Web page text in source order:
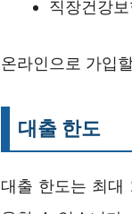
직장건강
온라인으로 가입
대출 한도
대출 한도는 최대